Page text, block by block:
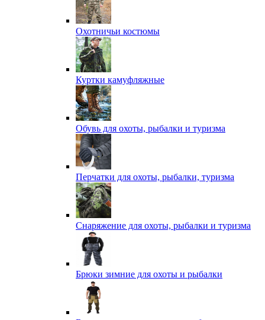
Охотничьи костюмы
Куртки камуфляжные
Обувь для охоты, рыбалки и туризма
Перчатки для охоты, рыбалки, туризма
Снаряжение для охоты, рыбалки и туризма
Брюки зимние для охоты и рыбалки